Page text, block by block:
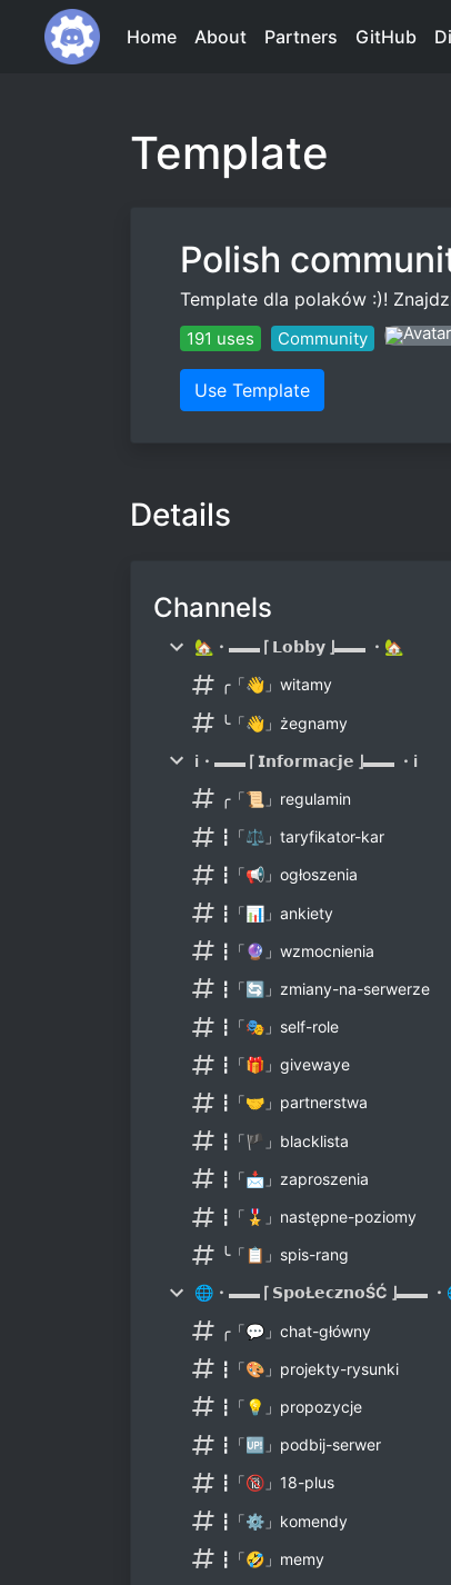
Home About Partners GitHub
Template
Polish
Template dla polaków :)!
191 uses Community
Use Template
Details
Channels
🏡・▬▬ ⌈ 𝗟𝗼𝗯𝗯𝘆 ⌋▬▬ ・🏡
╭「👋」witamy
╰「👋」żegnamy
ℹ️・▬▬ ⌈ 𝗜𝗻𝗳𝗼𝗿𝗺𝗮𝗰𝗷𝗲 ⌋▬▬ ・ℹ️
╭「📜」regulamin
┇「⚖」taryfikator-kar
┇「📢」ogłoszenia
┇「📊」ankiety
┇「🔮」wzmocnienia
┇「🔄」zmiany-na-serwerze
┇「🎭」self-role
┇「🎁」givewaye
┇「🤝」partnerstwa
┇「🏴」blacklista
┇「📩」zaproszenia
┇「🎖」następne-poziomy
╰「📋」spis-rang
🌐・▬▬ ⌈ 𝗦𝗽𝗼Ł𝗲𝗰𝘇𝗻𝗼ŚĆ ⌋▬▬ ・
╭「💬」chat-główny
┇「🎨」projekty-rysunki
┇「💡」propozycje
┇「🆙」podbij-serwer
┇「🔞」18-plus
┇「⚙️」komendy
┇「🤣」memy